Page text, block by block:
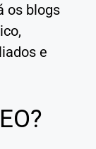
os blogs
e